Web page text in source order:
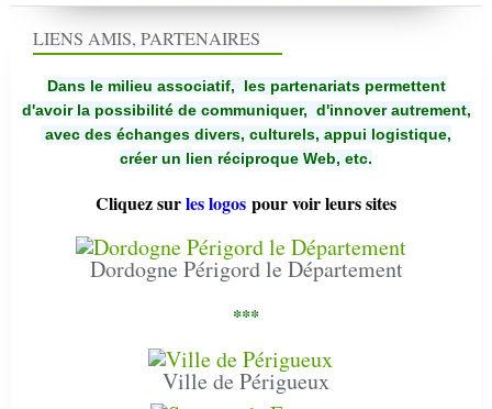
LIENS AMIS, PARTENAIRES
Dans le milieu associatif, les partenariats permettent
d'avoir la possibilité de communiquer, d'innover autrement,
avec des échanges divers, culturels, appui logistique,
créer un lien réciproque Web, etc.
Cliquez surles logos pour voir leurs sites
Dordogne Périgord le Département
***
Ville de Périgueux